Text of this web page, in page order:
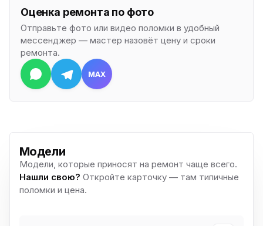
Оценка ремонта по фото
Отправьте фото или видео поломки в удобный
мессенджер — мастер назовёт цену и сроки
ремонта.
MAX
Модели
Модели, которые приносят на ремонт чаще всего.
Нашли свою? Откройте карточку — там типичные
поломки и цена.